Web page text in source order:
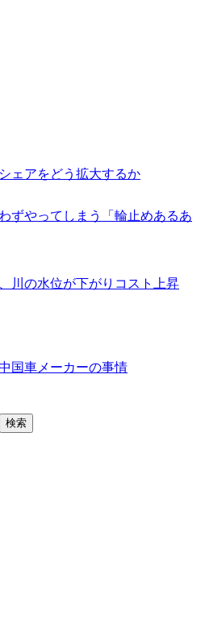
ェアをどう拡大するか
ずやってしまう「輪止めあるあ
川の水位が下がりコスト上昇
国車メーカーの事情
検索